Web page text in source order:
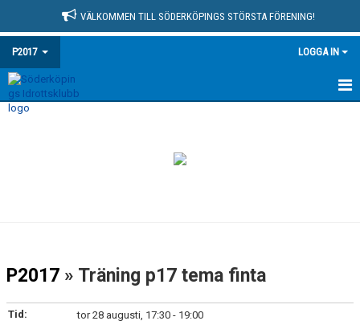
VÄLKOMMEN TILL SÖDERKÖPINGS STÖRSTA FÖRENING!
P2017 LOGGA IN
HEM
P2017 » Träning p17 tema finta
Tid:
tor 28 augusti, 17:30 - 19:00